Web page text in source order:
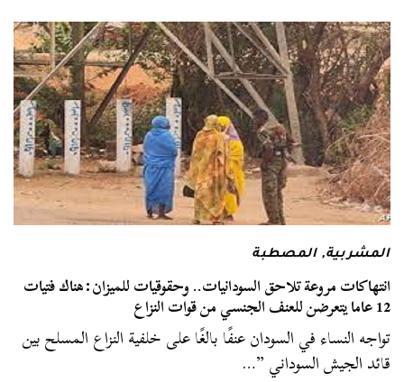
المشربية,المصطبة
انتهاكات مروعة تلاحق السودانيات.. وحقوقيات للميزان:هناك فتيات
12 عاما يتعرضن للعنف الجنسي من قوات النزاع
تواجه النساء في السودان عنفًا بالغًا على خلفية النزاع المسلح بين
قائد الجيش السوداني ”…